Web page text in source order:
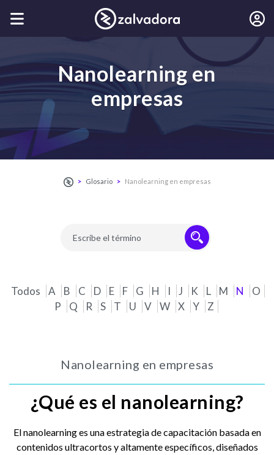
Nanolearning en
empresas
Glosario Nanolearning en empresas
Todos A B C D E F G H I J K L M N
O
P
Q R S T U V W X Y Z
Nanolearning en empresas
¿Qué es el nanolearning?
El nanolearning es una estrategia de capacitación basada en
contenidos ultracortos y altamente específicos, diseñados